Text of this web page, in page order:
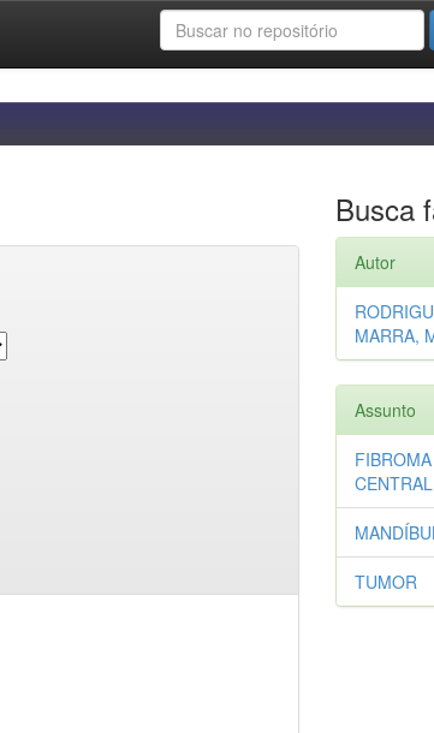
Busca
Autor
MARRA,
Assunto
CENTRAL
TUMOR